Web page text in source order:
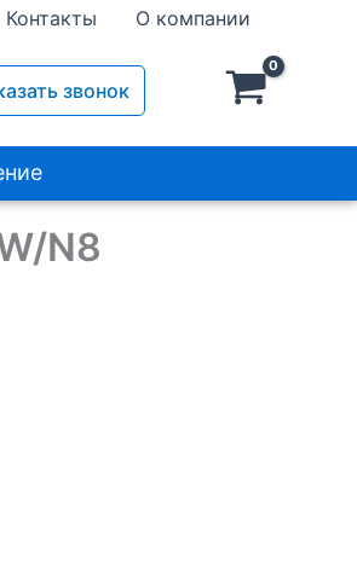
Контакты О компании
звонок
N8
N8